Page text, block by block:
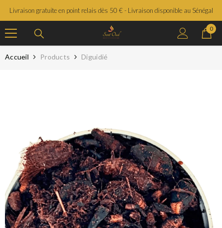
SAUTER LE CONTENU
Livraison gratuite en point relais dès 50 € - Livraison disponible au Sénégal
0
0
Accueil Products Diguidié